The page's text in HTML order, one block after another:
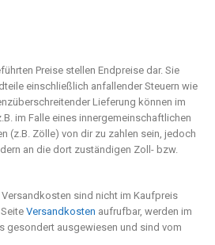
Preise stellen Endpreise dar. Sie
einschließlich anfallender Steuern wie
Lieferung können im
im Falle eines innergemeinschaftlichen
(z.B. Zölle) von dir zu zahlen sein, jedoch
an die dort zuständigen Zoll- bzw.
sind nicht im Kaufpreis
Versandkosten aufrufbar, werden im
gesondert ausgewiesen und sind vom